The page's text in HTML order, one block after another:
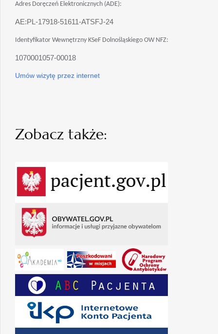
Adres Doręczeń Elektronicznych (ADE):
AE:PL-17918-51611-ATSFJ-24
Identyfikator Wewnętrzny KSeF Dolnośląskiego OW NFZ:
1070001057-00018
Umów wizytę przez internet
Zobacz także: